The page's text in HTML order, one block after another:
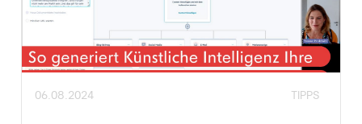
06.08.2024 TIPPS